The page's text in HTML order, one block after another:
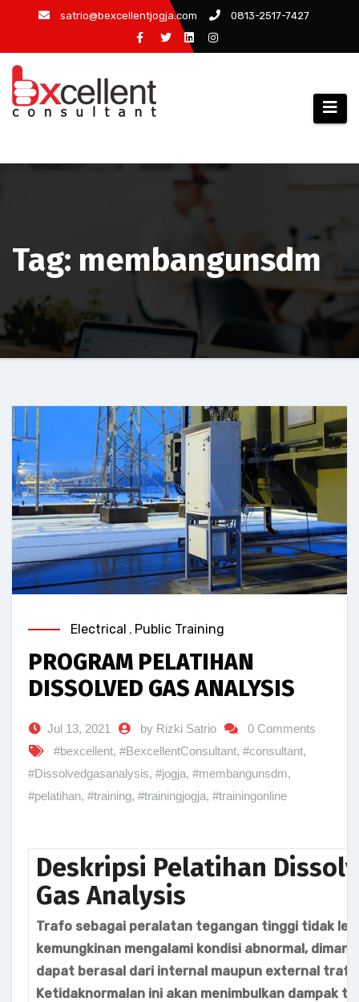
content
satrio@bexcellentjogja.com 0813-2517-7427
Tag: membangunsdm
Electrical , Public Training
PROGRAM PELATIHAN
DISSOLVED GAS ANALYSIS
Jul 13, 2021 by Rizki Satrio
0 Comments
#bexcellent, #BexcellentConsultant, #consultant,
#Dissolvedgasanalysis, #jogja, #membangunsdm,
#pelatihan, #training, #trainingjogja, #trainingonline
Deskripsi Pelatihan
Gas Analysis
Trafo sebagai peralatan tegangan tinggi tidak
kemungkinan mengalami kondisi abnormal,
dapat berasal dari internal maupun external
Ketidaknormalan ini akan menimbulkan dampak